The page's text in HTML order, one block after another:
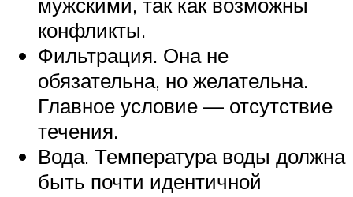
конфликты.
Фильтрация. Она не
обязательна, но желательна.
Главное условие — отсутствие
течения.
Вода. Температура воды должна
быть почти идентичной